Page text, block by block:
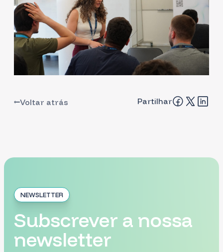
Voltar atrás Partilhar
NEWSLETTER
Subscrever a nossa
newsletter